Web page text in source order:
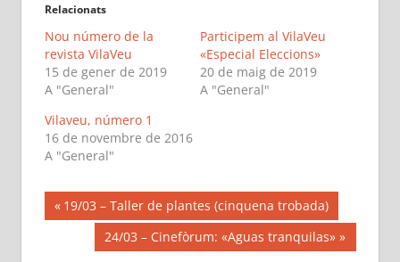
Relacionats
Nou número de la
revista VilaVeu
15 de gener de 2019
A "General"
Participem al VilaVeu
«Especial Eleccions»
20 de maig de 2019
A "General"
Vilaveu, número 1
16 de novembre de 2016
A "General"
Navegació
d'entrades
Previous
Post:
19/03 – Taller de plantes (cinquena trobada)
Next
24/03 – Cinefòrum: «Aguas tranquilas»